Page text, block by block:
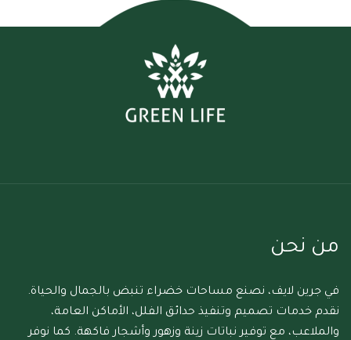
من نحن
في جرين لايف، نصنع مساحات خضراء تنبض بالجمال والحياة.
نقدم خدمات تصميم وتنفيذ حدائق الفلل، الأماكن العامة،
والملاعب، مع توفير نباتات زينة وزهور وأشجار فاكهة. كما نوفر